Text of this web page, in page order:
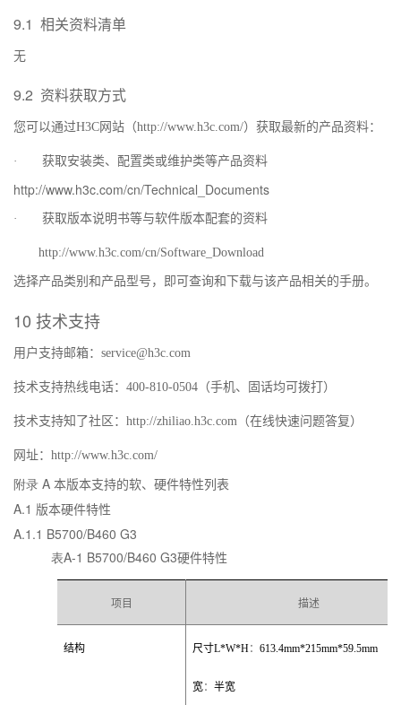
9.1 相关资料清单
无
9.2 资料获取方式
您可以通过H3C网站（http://www.h3c.com/）获取最新的产品资料：
· 获取安装类、配置类或维护类等产品资料
http://www.h3c.com/cn/Technical_Documents
· 获取版本说明书等与软件版本配套的资料
http://www.h3c.com/cn/Software_Download
选择产品类别和产品型号，即可查询和下载与该产品相关的手册。
10 技术支持
用户支持邮箱： service@h3c.com
技术支持热线电话： 400-810-0504 （手机、固话均可拨打）
技术支持知了社区： http://zhiliao.h3c.com （在线快速问题答复）
网址： http://www.h3c.com/
附录 A 本版本支持的软、硬件特性列表
A.1 版本硬件特性
A.1.1 B5700/B460 G3
表A-1 B5700/B460 G3硬件特性
项目 描述
结构 尺寸L*W*H：613.4mm*215mm*59.5mm
宽：半宽